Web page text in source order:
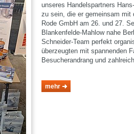
unseres Handelspartners
zu sein, die er gemeinsam mit
Rode GmbH am 26. und 27.
Blankenfelde-Mahlow nahe
Schneider-Team perfekt
überzeugten mit spannenden
Besucherandrang und
mehr